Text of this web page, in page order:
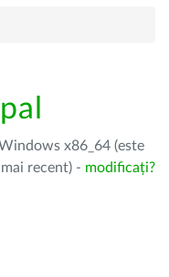
x86_64 (este
recent) - modificați?